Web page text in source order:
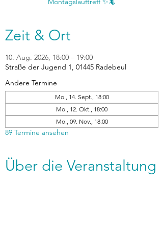
Zeit & Ort
10. Aug. 2026, 18:00 – 19:00
Straße der Jugend 1, 01445 Radebeul
Andere Termine
Mo., 14. Sept., 18:00
Mo., 12. Okt., 18:00
Mo., 09. Nov., 18:00
89 Termine ansehen
Über die Veranstaltung